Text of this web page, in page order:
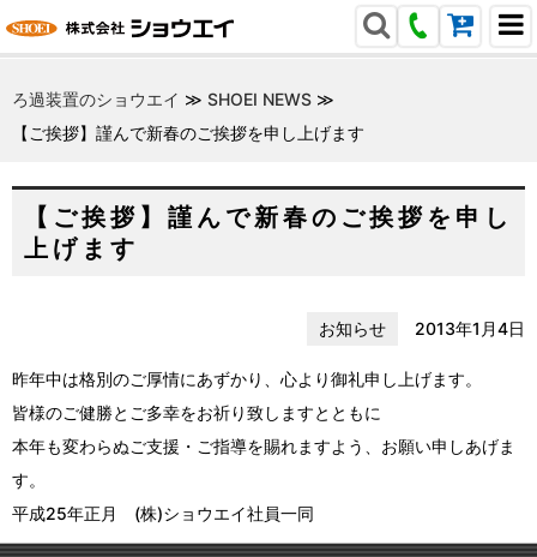
ろ過装置のショウエイ ≫ SHOEI NEWS ≫
【ご挨拶】謹んで新春のご挨拶を申し上げます
【ご挨拶】謹んで新春のご挨拶を申し
上げます
お知らせ 2013年1月4日
昨年中は格別のご厚情にあずかり、心より御礼申し上げます。
皆様のご健勝とご多幸をお祈り致しますとともに
本年も変わらぬご支援・ご指導を賜れますよう、お願い申しあげま
す。
平成25年正月 (株)ショウエイ社員一同